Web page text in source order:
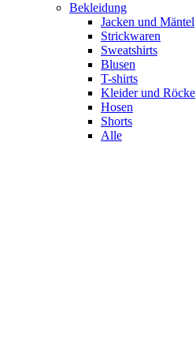
Bekleidung
Jacken und Mäntel
Strickwaren
Sweatshirts
Blusen
T-shirts
Kleider und Röcke
Hosen
Shorts
Alle